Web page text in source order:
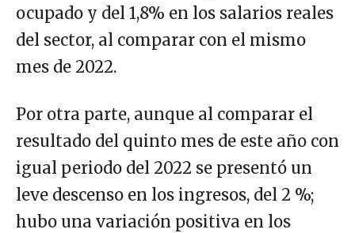
ocupado y del 1,8% en los salarios reales
del sector, al comparar con el mismo
mes de 2022.
Por otra parte, aunque al comparar el
resultado del quinto mes de este año con
igual periodo del 2022 se presentó un
leve descenso en los ingresos, del 2 %;
hubo una variación positiva en los